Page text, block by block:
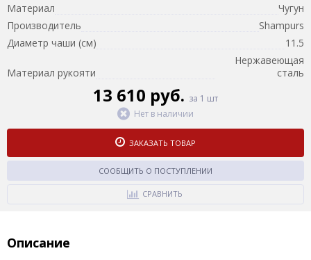
Материал
Чугун
Производитель
Shampurs
Диаметр чаши (см)
11.5
Материал рукояти
Нержавеющая
сталь
13 610 руб. за 1 шт
Нет в наличии
ЗАКАЗАТЬ ТОВАР
СООБЩИТЬ О ПОСТУПЛЕНИИ
СРАВНИТЬ
Описание